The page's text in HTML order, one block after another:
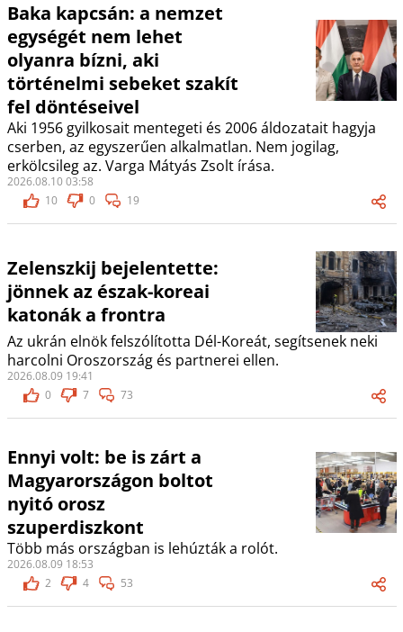
Baka kapcsán: a nemzet
egységét nem lehet
olyanra bízni, aki
történelmi sebeket szakít
fel döntéseivel
Aki 1956 gyilkosait mentegeti és 2006 áldozatait hagyja
cserben, az egyszerűen alkalmatlan. Nem jogilag,
erkölcsileg az. Varga Mátyás Zsolt írása.
2026.08.10 03:58
10
0 19
Zelenszkij bejelentette:
jönnek az észak-koreai
katonák a frontra
Az ukrán elnök felszólította Dél-Koreát, segítsenek neki
harcolni Oroszország és partnerei ellen.
2026.08.09 19:41
0
7 73
Ennyi volt: be is zárt a
Magyarországon boltot
nyitó orosz
szuperdiszkont
Több más országban is lehúzták a rolót.
2026.08.09 18:53
2
4 53